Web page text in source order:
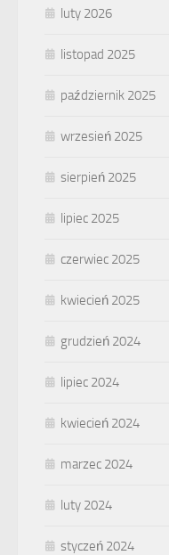
luty 2026
listopad 2025
październik 2025
wrzesień 2025
sierpień 2025
lipiec 2025
czerwiec 2025
kwiecień 2025
grudzień 2024
lipiec 2024
kwiecień 2024
marzec 2024
luty 2024
styczeń 2024